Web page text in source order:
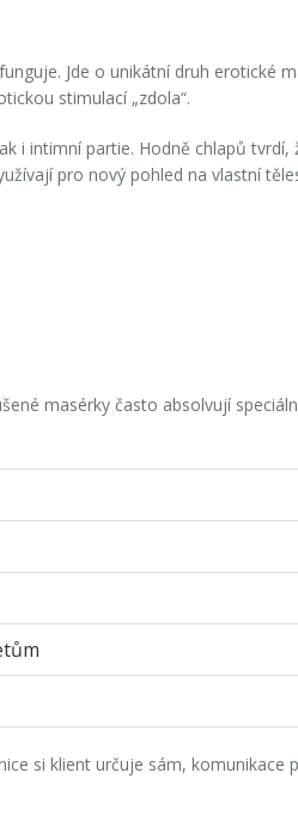
Jde o unikátní druh erotické
stimulací „zdola“.
i intimní partie. Hodně chlapů tvrdí,
pro nový pohled na vlastní
masérky často absolvují
si klient určuje sám, komunikace